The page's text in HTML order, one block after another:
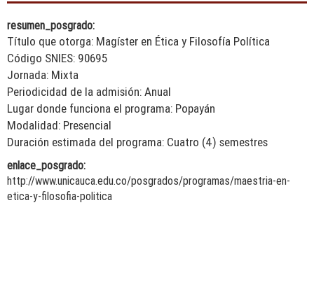
resumen_posgrado:
Título que otorga: Magíster en Ética y Filosofía Política
Código SNIES: 90695
Jornada: Mixta
Periodicidad de la admisión: Anual
Lugar donde funciona el programa: Popayán
Modalidad: Presencial
Duración estimada del programa: Cuatro (4) semestres
enlace_posgrado:
http://www.unicauca.edu.co/posgrados/programas/maestria-en-
etica-y-filosofia-politica